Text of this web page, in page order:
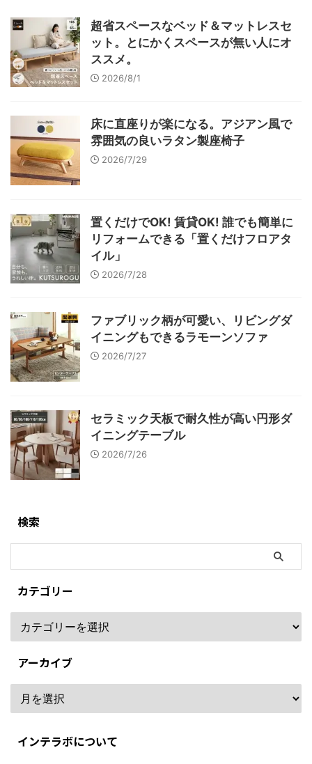
超省スペースなベッド＆マットレスセ
ット。とにかくスペースが無い人にオ
ススメ。
2026/8/1
床に直座りが楽になる。アジアン風で
雰囲気の良いラタン製座椅子
2026/7/29
置くだけでOK! 賃貸OK! 誰でも簡単に
リフォームできる「置くだけフロアタ
イル」
2026/7/28
ファブリック柄が可愛い、リビングダ
イニングもできるラモーンソファ
2026/7/27
セラミック天板で耐久性が高い円形ダ
イニングテーブル
2026/7/26
検索
カテゴリー
アーカイブ
インテラボについて